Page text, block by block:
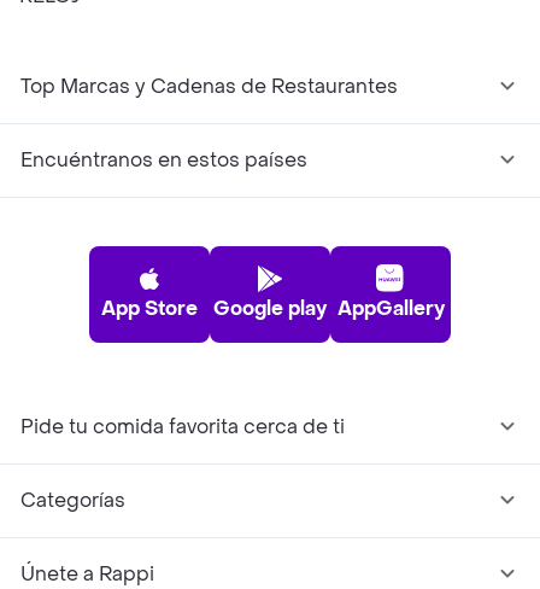
Top Marcas y Cadenas de Restaurantes
Encuéntranos en estos países
App Store Google play AppGallery
Pide tu comida favorita cerca de ti
Categorías
Únete a Rappi